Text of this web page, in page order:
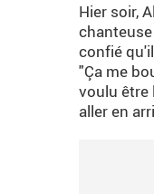
Hier soir,
confié
"Ça me
voulu être
aller en